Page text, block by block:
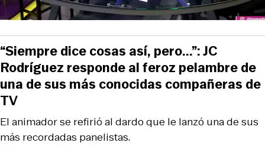
El animador se refirió al dardo que le lanzó una de sus
más recordadas panelistas.
“Siempre dice cosas así, pero...”: JC
Rodríguez responde al feroz pelambre de
una de sus más conocidas compañeras de
TV